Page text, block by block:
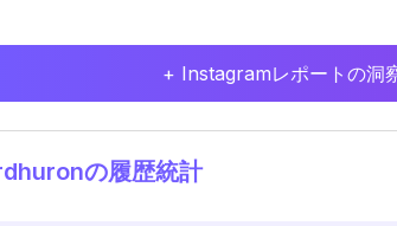
+ Instagramレポートの洞
の履歴統計